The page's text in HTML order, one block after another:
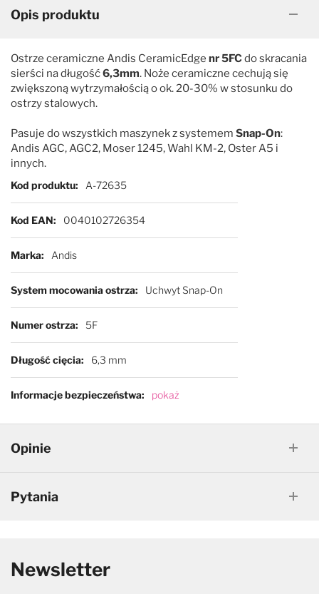
Opis produktu
Ostrze ceramiczne Andis CeramicEdge nr 5FCdo skracania
sierści na długość6,3mm. Noże ceramiczne cechują się
zwiększoną wytrzymałością o ok. 20-30% w stosunku do
ostrzy stalowych.
Pasuje do wszystkich maszynek z systemem Snap-On:
Andis AGC, AGC2, Moser 1245, Wahl KM-2, Oster A5 i
innych.
Więcej informacji
Kod produktu A-72635
Kod EAN 0040102726354
Marka Andis
System mocowania ostrza Uchwyt Snap-On
Numer ostrza 5F
Długość cięcia 6,3 mm
Informacje bezpieczeństwa pokaż
Opinie
Pytania
Newsletter